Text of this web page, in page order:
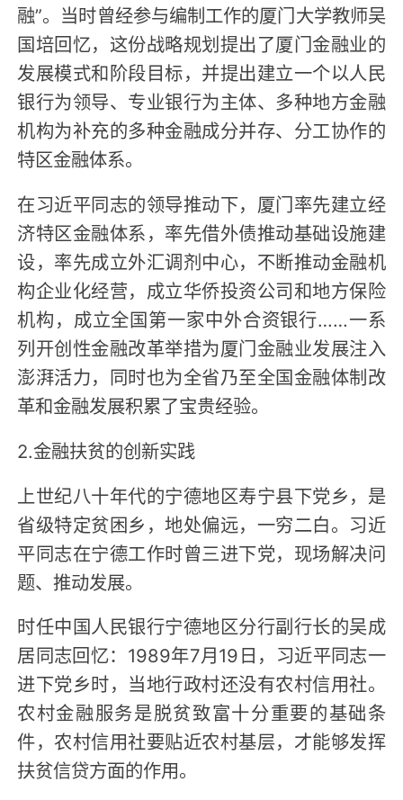
融”。当时曾经参与编制工作的厦门大学教师吴
国培回忆，这份战略规划提出了厦门金融业的
发展模式和阶段目标，并提出建立一个以人民
银行为领导、专业银行为主体、多种地方金融
机构为补充的多种金融成分并存、分工协作的
特区金融体系。
在习近平同志的领导推动下，厦门率先建立经
济特区金融体系，率先借外债推动基础设施建
设，率先成立外汇调剂中心，不断推动金融机
构企业化经营，成立华侨投资公司和地方保险
机构，成立全国第一家中外合资银行……一系
列开创性金融改革举措为厦门金融业发展注入
澎湃活力，同时也为全省乃至全国金融体制改
革和金融发展积累了宝贵经验。
2.金融扶贫的创新实践
上世纪八十年代的宁德地区寿宁县下党乡，是
省级特定贫困乡，地处偏远，一穷二白。习近
平同志在宁德工作时曾三进下党，现场解决问
题、推动发展。
时任中国人民银行宁德地区分行副行长的吴成
居同志回忆：1989年7月19日，习近平同志一
进下党乡时，当地行政村还没有农村信用社。
农村金融服务是脱贫致富十分重要的基础条
件，农村信用社要贴近农村基层，才能够发挥
扶贫信贷方面的作用。